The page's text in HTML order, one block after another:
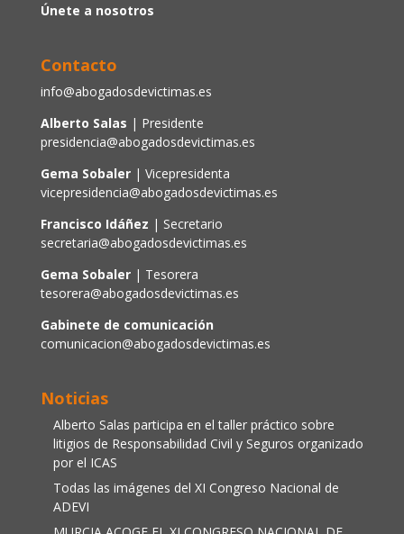
Únete a nosotros
Contacto
info@abogadosdevictimas.es
Alberto Salas | Presidente
presidencia@abogadosdevictimas.es
Gema Sobaler | Vicepresidenta
vicepresidencia@abogadosdevictimas.es
Francisco Idáñez | Secretario
secretaria@abogadosdevictimas.es
Gema Sobaler| Tesorera
tesorera@abogadosdevictimas.es
Gabinete de comunicación
comunicacion@abogadosdevictimas.es
Noticias
Alberto Salas participa en el taller práctico sobre
litigios de Responsabilidad Civil y Seguros organizado
por el ICAS
Todas las imágenes del XI Congreso Nacional de
ADEVI